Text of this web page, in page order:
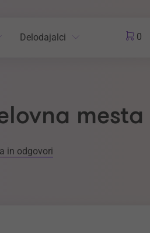
Delodajalci 0
mesta
in odgovori